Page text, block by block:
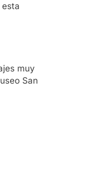
muy
San